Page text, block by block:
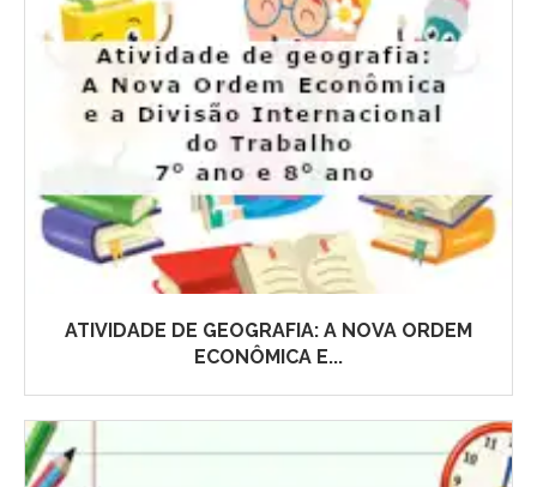
ATIVIDADE DE GEOGRAFIA: A NOVA ORDEM
ECONÔMICA E...